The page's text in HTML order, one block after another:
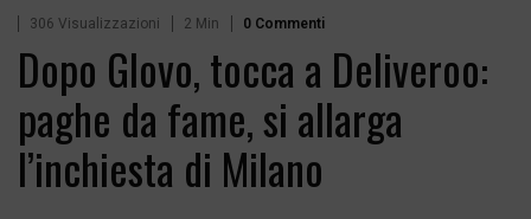
306 Visualizzazioni 2 Min 0 Commenti
Dopo Glovo, tocca a Deliveroo:
paghe da fame, si allarga
l’inchiesta di Milano